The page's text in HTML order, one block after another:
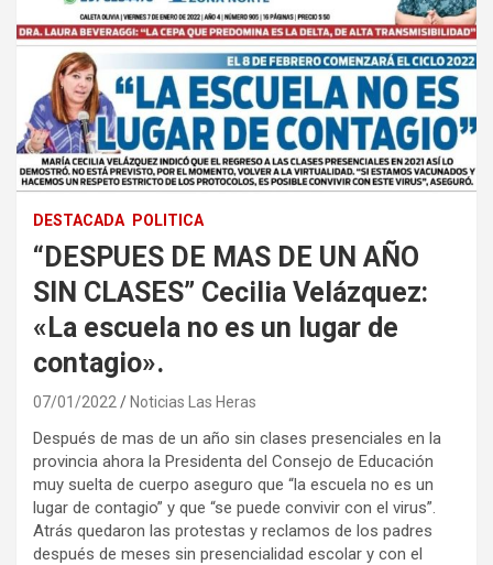
DESTACADA POLITICA
“DESPUES DE MAS DE UN AÑO
SIN CLASES” Cecilia Velázquez:
«La escuela no es un lugar de
contagio».
07/01/2022 Noticias Las Heras
Después de mas de un año sin clases presenciales en la
provincia ahora la Presidenta del Consejo de Educación
muy suelta de cuerpo aseguro que “la escuela no es un
lugar de contagio” y que “se puede convivir con el virus”.
Atrás quedaron las protestas y reclamos de los padres
después de meses sin presencialidad escolar y con el